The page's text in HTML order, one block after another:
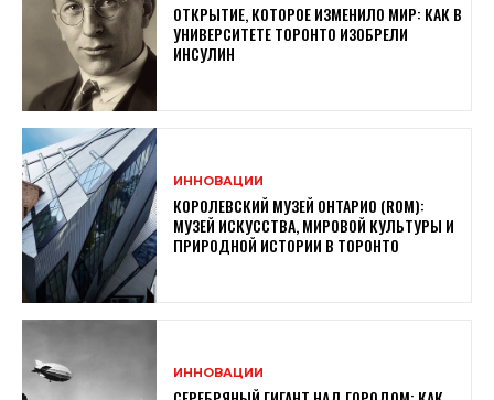
ОТКРЫТИЕ, КОТОРОЕ ИЗМЕНИЛО МИР: КАК В
УНИВЕРСИТЕТЕ ТОРОНТО ИЗОБРЕЛИ
ИНСУЛИН
ИННОВАЦИИ
КОРОЛЕВСКИЙ МУЗЕЙ ОНТАРИО (ROM):
МУЗЕЙ ИСКУССТВА, МИРОВОЙ КУЛЬТУРЫ И
ПРИРОДНОЙ ИСТОРИИ В ТОРОНТО
ИННОВАЦИИ